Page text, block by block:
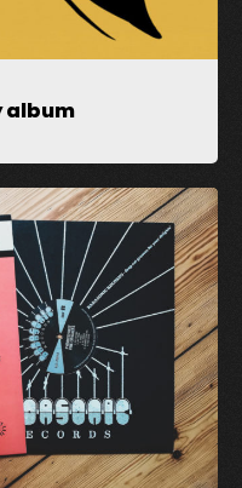
podczas
album